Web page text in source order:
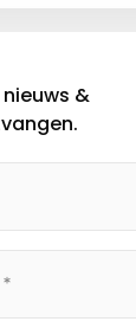
zo bouw je
places to
&